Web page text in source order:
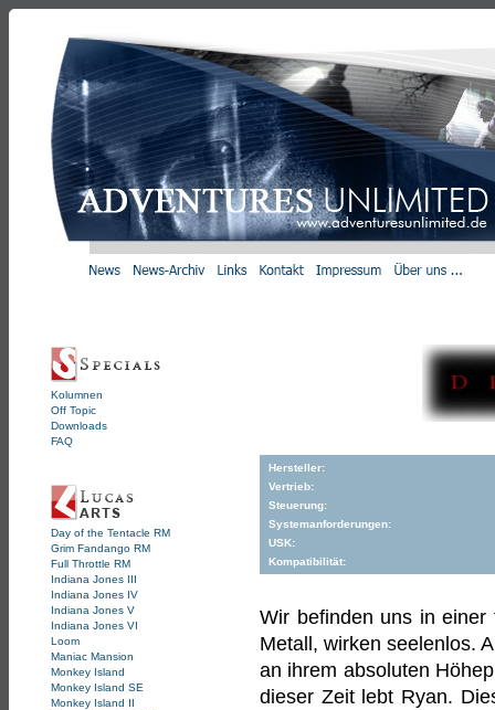
Kolumnen
Off Topic
Downloads
FAQ
Day of the Tentacle RM
Grim Fandango RM
Full Throttle RM
Indiana Jones III
Indiana Jones IV
Indiana Jones V
Indiana Jones VI
Loom
Maniac Mansion
Monkey Island
Monkey Island SE
Monkey Island II
Hersteller:
Vertrieb:
Steuerung:
Systemanforderungen:
USK:
Kompatibilität:
Wir befinden uns in einer
Metall, wirken seelenlos.
an ihrem absoluten
dieser Zeit lebt Ryan.